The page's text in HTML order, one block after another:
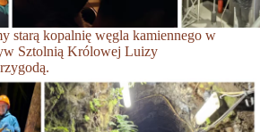
starą kopalnię węgla kamiennego w
Sztolnią Królowej Luizy